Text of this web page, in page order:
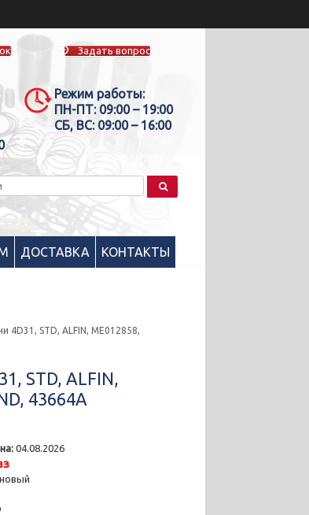
Задать вопрос
Режим работы:
ПН-ПТ: 09:00 – 19:00
СБ, ВС: 09:00 – 16:00
ДОСТАВКА КОНТАКТЫ
4D31, STD, ALFIN, ME012858,
STD, ALFIN,
43664A
04.08.2026
новый